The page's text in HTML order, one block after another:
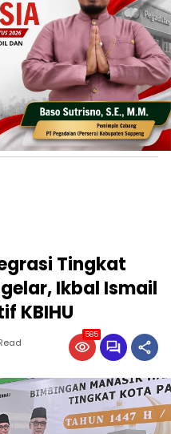
Tingkat
Ikbal Ismail
KBIHU
585